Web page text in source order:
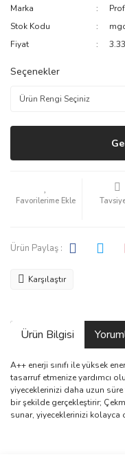
Marka
Stok Kodu
Fiyat
Seçenekler
Ürün Paylaş :
Karşılaştır
Ürün Bilgisi
A++ enerji sınıfı ile yüksek
tasarruf etmenize yardımcı
yiyeceklerinizi daha uzun
bir şekilde gerçekleştirir;
sunar, yiyeceklerinizi kolayca